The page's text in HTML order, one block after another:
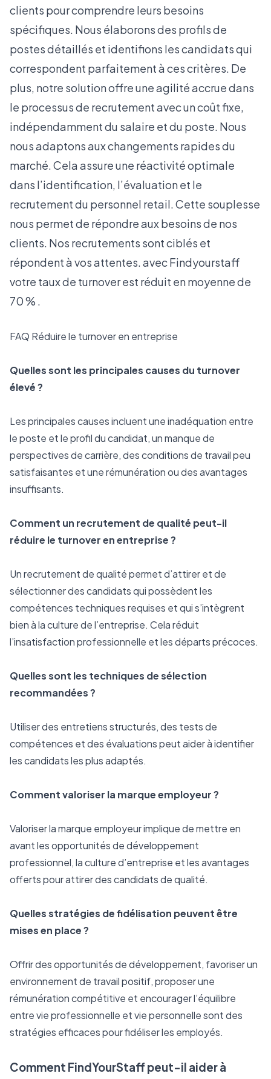
clients pour comprendre leurs besoins
spécifiques. Nous élaborons des profils de
postes détaillés et identifions les candidats qui
correspondent parfaitement à ces critères. De
plus, notre solution offre une agilité accrue dans
le processus de recrutement avec un coût fixe,
indépendamment du salaire et du poste. Nous
nous adaptons aux changements rapides du
marché. Cela assure une réactivité optimale
dans l’identification, l’évaluation et le
recrutement du personnel retail. Cette souplesse
nous permet de répondre aux besoins de nos
clients. Nos recrutements sont ciblés et
répondent à vos attentes. avec Findyourstaff
votre taux de turnover est réduit en moyenne de
70 % .
FAQ Réduire le turnover en entreprise
Quelles sont les principales causes du turnover
élevé ?
Les principales causes incluent une inadéquation entre
le poste et le profil du candidat, un manque de
perspectives de carrière, des conditions de travail peu
satisfaisantes et une rémunération ou des avantages
insuffisants.
Comment un recrutement de qualité peut-il
réduire le turnover en entreprise ?
Un recrutement de qualité permet d’attirer et de
sélectionner des candidats qui possèdent les
compétences techniques requises et qui s’intègrent
bien à la culture de l’entreprise. Cela réduit
l’insatisfaction professionnelle et les départs précoces.
Quelles sont les techniques de sélection
recommandées ?
Utiliser des entretiens structurés, des tests de
compétences et des évaluations peut aider à identifier
les candidats les plus adaptés.
Comment valoriser la marque employeur ?
Valoriser la marque employeur implique de mettre en
avant les opportunités de développement
professionnel, la culture d’entreprise et les avantages
offerts pour attirer des candidats de qualité.
Quelles stratégies de fidélisation peuvent être
mises en place ?
Offrir des opportunités de développement, favoriser un
environnement de travail positif, proposer une
rémunération compétitive et encourager l’équilibre
entre vie professionnelle et vie personnelle sont des
stratégies efficaces pour fidéliser les employés.
Comment FindYourStaff peut-il aider à